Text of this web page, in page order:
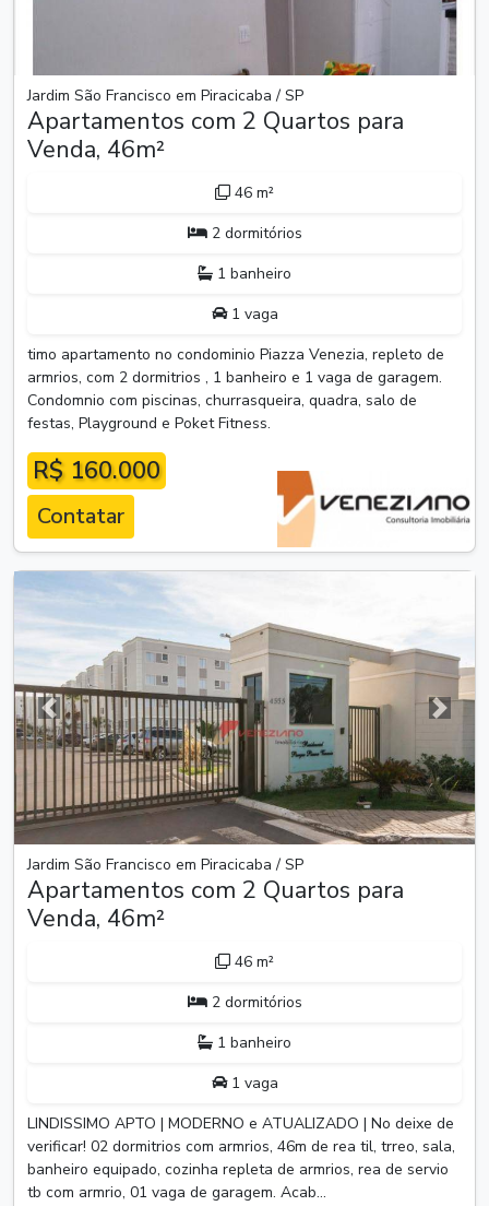
Jardim São Francisco em Piracicaba / SP
Apartamentos com 2 Quartos para
Venda, 46m²
46 m²
2 dormitórios
1 banheiro
1 vaga
timo apartamento no condominio Piazza Venezia, repleto de
armrios, com 2 dormitrios , 1 banheiro e 1 vaga de garagem.
Condomnio com piscinas, churrasqueira, quadra, salo de
festas, Playground e Poket Fitness.
R$ 160.000
Contatar
Anterior
Jardim São Francisco em Piracicaba / SP
Apartamentos com 2 Quartos para
Venda, 46m²
46 m²
2 dormitórios
1 banheiro
1 vaga
LINDISSIMO APTO | MODERNO e ATUALIZADO | No deixe de
verificar! 02 dormitrios com armrios, 46m de rea til, trreo, sala,
banheiro equipado, cozinha repleta de armrios, rea de servio
tb com armrio, 01 vaga de garagem. Acab...